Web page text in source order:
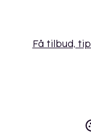
Få tilbud,